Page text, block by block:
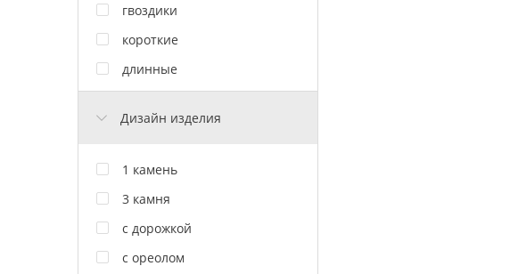
гвоздики
короткие
длинные
Дизайн изделия
1 камень
3 камня
с дорожкой
с ореолом